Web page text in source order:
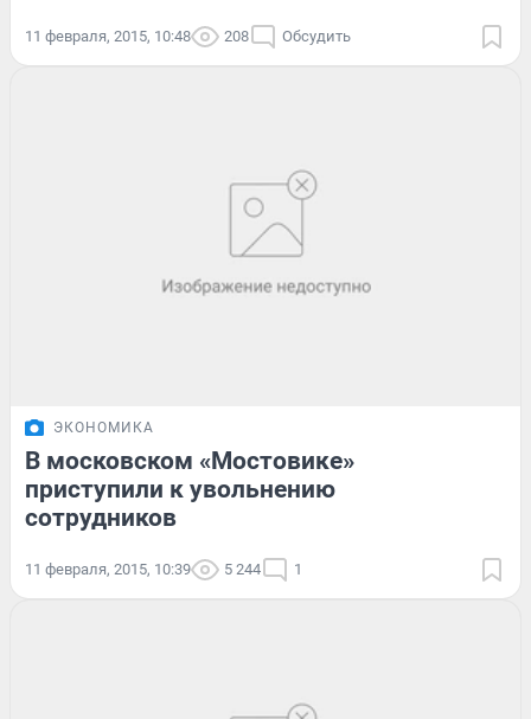
11 февраля, 2015, 10:48 208 Обсудить
ЭКОНОМИКА
В московском «Мостовике»
приступили к увольнению
сотрудников
11 февраля, 2015, 10:39 5 244 1